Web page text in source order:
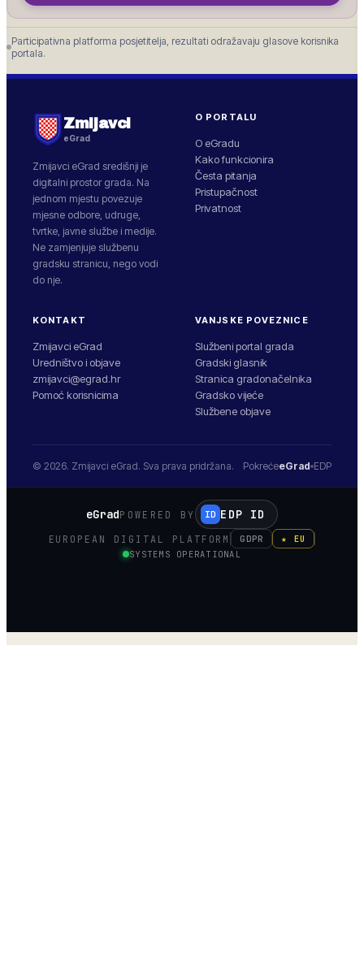
Participativna platforma posjetitelja, rezultati odražavaju glasove korisnika
portala.
Zmijavci
eGrad
Zmijavci eGrad središnji je
digitalni prostor grada. Na
jednom mjestu povezuje
mjesne odbore, udruge,
tvrtke, javne službe i medije.
Ne zamjenjuje službenu
gradsku stranicu, nego vodi
do nje.
O PORTALU
O eGradu
Kako funkcionira
Česta pitanja
Pristupačnost
Privatnost
KONTAKT
Zmijavci eGrad
Uredništvo i objave
zmijavci@egrad.hr
Pomoć korisnicima
VANJSKE POVEZNICE
Službeni portal grada
Gradski glasnik
Stranica gradonačelnika
Gradsko vijeće
Službene objave
© 2026. Zmijavci eGrad. Sva prava pridržana. PokrećeeGrad EDP
eGradPOWERED BY ID EDP ID
EUROPEAN DIGITAL PLATFORM GDPR
★ EU
SYSTEMS OPERATIONAL